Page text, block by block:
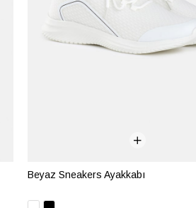
Beyaz Sneakers Ayakkabı